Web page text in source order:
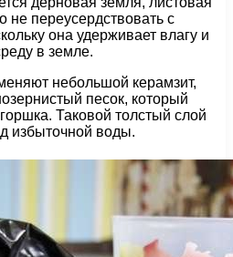
переусердствовать с
она удерживает влагу и
в земле.
небольшой керамзит,
песок, который
Таковой толстый слой
избыточной воды.